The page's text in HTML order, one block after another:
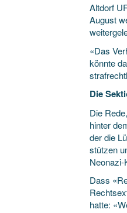
Altdorf
August
«Das
könnte
Die
Die
hinter
der die
stützen
Dass
hatte: